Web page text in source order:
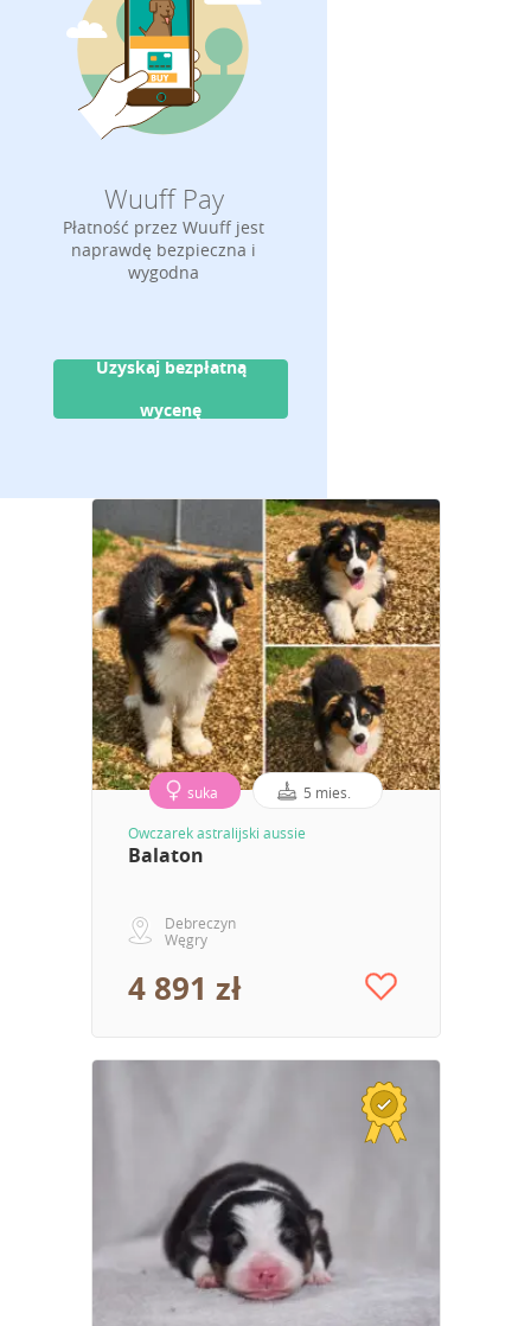
Wuuff Pay
Płatność przez Wuuff jest
naprawdę bezpieczna i
wygodna
Uzyskaj bezpłatną
wycenę
suka 5 mies.
Owczarek astralijski aussie
Balaton
Debreczyn
Węgry
4 891 zł